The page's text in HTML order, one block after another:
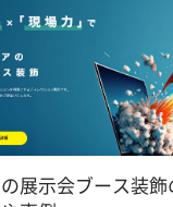
展示会ブース装